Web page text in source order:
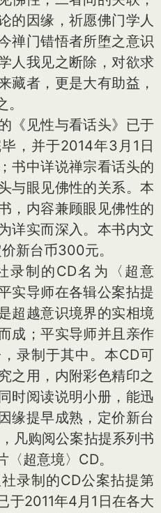
的因缘，祈愿佛门学人
禅门错悟者所堕之意识
人我见之断除，对欲求
藏者，更是大有助益，
见性与看话头》已于
，并于2014年3月1日
书中详说禅宗看话头的
与眼见佛性的关系。本
，内容兼顾眼见佛性的
详实而深入。本书内文
新台币300元。
制的CD名为〈超意
实导师在各辑公案拈提
超越意识境界的实相境
成；平实导师并且亲作
录制于其中。本CD可
之用，内附彩色精印之
时阅读说明小册，能迅
缘提早成熟，定价新台
凡购阅公案拈提系列书
超意境〉CD。
制的CD公案拈提第
于2011年4月1日在各大